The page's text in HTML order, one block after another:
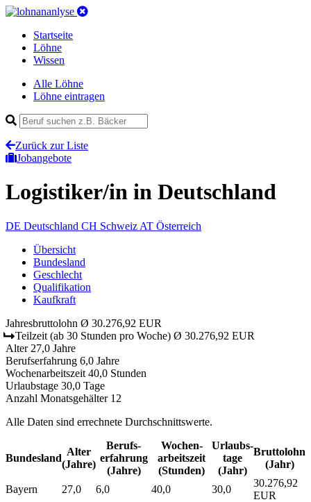
Startseite
Löhne
Wissen
Alle Löhne
Löhne eintragen
Zurück zur Liste
Jobangebote
Logistiker/in in Deutschland
DE Deutschland CH Schweiz AT Österreich
Übersicht
Bundesland
Geschlecht
Qualifikation
Kaufkraft
Jahresbruttolohn Ø 30.276,92 EUR
Teilzeit (ab 30 Stunden pro Woche) Ø 30.276,92 EUR
Alter 27,0 Jahre
Berufserfahrung 6,0 Jahre
Wochenarbeitszeit 40,0 Stunden
Urlaubstage 30,0 Tage
Anzahl Monatsgehälter 12
Alle Daten sind errechnete Durchschnittswerte.
Bundesland
Alter
(Jahre)
Berufs­
erfahrung
(Jahre)
Wochen­
arbeitszeit
(Stunden)
Urlaubs­
tage
(Jahr)
Bruttolohn
(Jahr)
Bayern 27,0 6,0 40,0 30,0
30.276,92
EUR